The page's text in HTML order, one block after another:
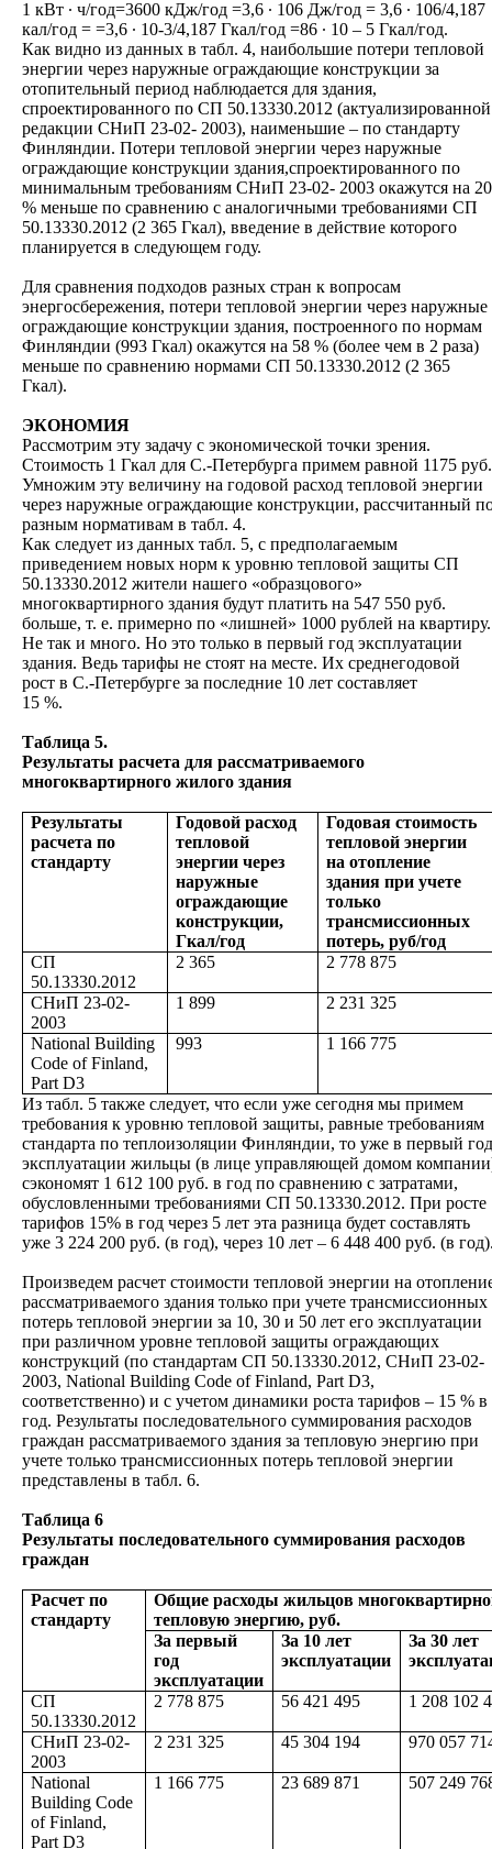
1 кВт ∙ ч/год=3600 кДж/год =3,6 ∙ 106 Дж/год = 3,6 ∙ 106/4,187
кал/год = =3,6 ∙ 10-3/4,187 Гкал/год =86 ∙ 10 – 5 Гкал/год.
Как видно из данных в табл. 4, наибольшие потери тепловой
энергии через наружные ограждающие конструкции за
отопительный период наблюдается для здания,
спроектированного по СП 50.13330.2012 (актуализированной
редакции СНиП 23-02- 2003), наименьшие – по стандарту
Финляндии. Потери тепловой энергии через наружные
ограждающие конструкции здания,спроектированного по
минимальным требованиям СНиП 23-02- 2003 окажутся на 20
% меньше по сравнению с аналогичными требованиями СП
50.13330.2012 (2 365 Гкал), введение в действие которого
планируется в следующем году.
Для сравнения подходов разных стран к вопросам
энергосбережения, потери тепловой энергии через наружные
ограждающие конструкции здания, построенного по нормам
Финляндии (993 Гкал) окажутся на 58 % (более чем в 2 раза)
меньше по сравнению нормами СП 50.13330.2012 (2 365
Гкал).
ЭКОНОМИЯ
Рассмотрим эту задачу с экономической точки зрения.
Стоимость 1 Гкал для С.-Петербурга примем равной 1175 руб.
Умножим эту величину на годовой расход тепловой энергии
через наружные ограждающие конструкции, рассчитанный
разным нормативам в табл. 4.
Как следует из данных табл. 5, с предполагаемым
приведением новых норм к уровню тепловой защиты СП
50.13330.2012 жители нашего «образцового»
многоквартирного здания будут платить на 547 550 руб.
больше, т. е. примерно по «лишней» 1000 рублей на квартиру.
Не так и много. Но это только в первый год эксплуатации
здания. Ведь тарифы не стоят на месте. Их среднегодовой
рост в С.-Петербурге за последние 10 лет составляет
15 %.
Таблица 5.
Результаты расчета для рассматриваемого
многоквартирного жилого здания
Результаты
расчета по
стандарту
Годовой расход
тепловой
энергии через
наружные
ограждающие
конструкции,
Гкал/год
Годовая стоимость
тепловой энергии
на отопление
здания при учете
только
трансмиссионных
потерь, руб/год
СП
50.13330.2012
2 365 2 778 875
СНиП 23-02-
2003
1 899 2 231 325
National Building
Code of Finland,
Part D3
993 1 166 775
Из табл. 5 также следует, что если уже сегодня мы примем
требования к уровню тепловой защиты, равные требованиям
стандарта по теплоизоляции Финляндии, то уже в первый год
эксплуатации жильцы (в лице управляющей домом
сэкономят 1 612 100 руб. в год по сравнению с затратами,
обусловленными требованиями СП 50.13330.2012. При росте
тарифов 15% в год через 5 лет эта разница будет составлять
уже 3 224 200 руб. (в год), через 10 лет – 6 448 400 руб. (в
Произведем расчет стоимости тепловой энергии на
рассматриваемого здания только при учете трансмиссионных
потерь тепловой энергии за 10, 30 и 50 лет его эксплуатации
при различном уровне тепловой защиты ограждающих
конструкций (по стандартам СП 50.13330.2012, СНиП 23-02-
2003, National Building Code of Finland, Part D3,
соответственно) и с учетом динамики роста тарифов – 15 % в
год. Результаты последовательного суммирования расходов
граждан рассматриваемого здания за тепловую энергию при
учете только трансмиссионных потерь тепловой энергии
представлены в табл. 6.
Таблица 6
Результаты последовательного суммирования расходов
граждан
Расчет по
стандарту
Общие расходы жильцов
тепловую энергию, руб.
За первый
год
эксплуатации
За 10 лет
эксплуатации
За 30 лет
СП
50.13330.2012
2 778 875 56 421 495 1 208 102
СНиП 23-02-
2003
2 231 325 45 304 194 970 057
National
Building Code
of Finland,
Part D3
1 166 775 23 689 871 507 249